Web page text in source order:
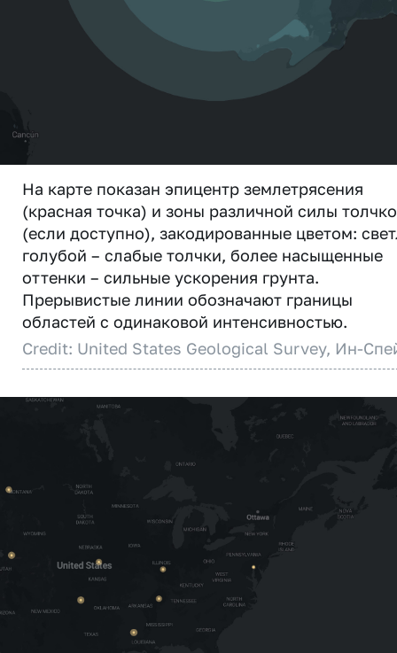
На карте показан эпицентр землетрясения
(красная точка) и зоны различной силы
(если доступно), закодированные цветом:
голубой – слабые толчки, более насыщенные
оттенки – сильные ускорения грунта.
Прерывистые линии обозначают границы
областей с одинаковой интенсивностью.
Credit: United States Geological Survey, Ин-